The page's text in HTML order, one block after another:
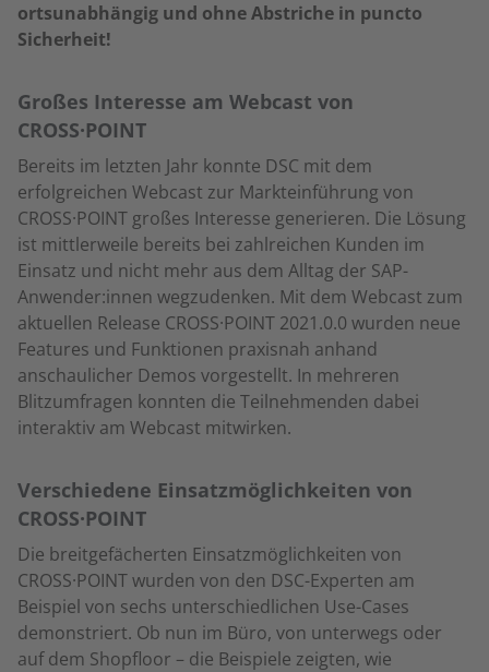
ortsunabhängig und ohne Abstriche in puncto
Sicherheit!
Großes Interesse am Webcast von
CROSS·POINT
Bereits im letzten Jahr konnte DSC mit dem
erfolgreichen Webcast zur Markteinführung von
CROSS·POINT großes Interesse generieren. Die Lösung
ist mittlerweile bereits bei zahlreichen Kunden im
Einsatz und nicht mehr aus dem Alltag der SAP-
Anwender:innen wegzudenken. Mit dem Webcast zum
aktuellen Release CROSS·POINT 2021.0.0 wurden neue
Features und Funktionen praxisnah anhand
anschaulicher Demos vorgestellt. In mehreren
Blitzumfragen konnten die Teilnehmenden dabei
interaktiv am Webcast mitwirken.
Verschiedene Einsatzmöglichkeiten von
CROSS·POINT
Die breitgefächerten Einsatzmöglichkeiten von
CROSS·POINT wurden von den DSC-Experten am
Beispiel von sechs unterschiedlichen Use-Cases
demonstriert. Ob nun im Büro, von unterwegs oder
auf dem Shopfloor – die Beispiele zeigten, wie